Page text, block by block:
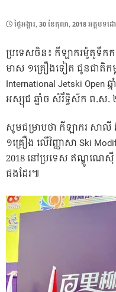
POSTED
ថ្ងៃ​អង្គារ, 30 ខែ​តុលា, 2018អត្ថបទ
ប្រទេសចិន៖​ កីឡាករម៉ូតូទឹកក
មាស ១គ្រឿងទៀត​ ជូនជាតិកម្ពុ
International Jetski Open
អស្សុជ​ ឆ្នាំច​ សំរឹទ្ធិស័ក​ ព.
សូមជម្រាបថា​ ​កីឡាករ សាលី
១គ្រឿង​ លើ​វិញ្ញាសា Ski
2018 នៅ​ប្រទេស ឥណ្ឌូណេ
ផងដែរ៕